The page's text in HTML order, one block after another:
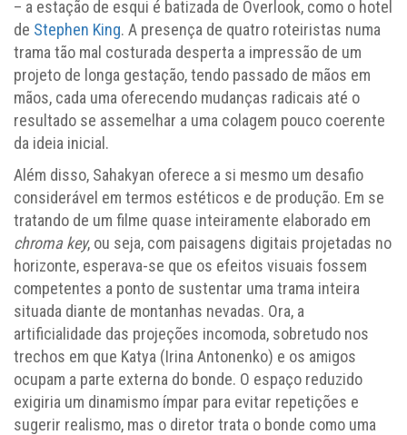
– a estação de esqui é batizada de Overlook, como o hotel
de Stephen King. A presença de quatro roteiristas numa
trama tão mal costurada desperta a impressão de um
projeto de longa gestação, tendo passado de mãos em
mãos, cada uma oferecendo mudanças radicais até o
resultado se assemelhar a uma colagem pouco coerente
da ideia inicial.
Além disso, Sahakyan oferece a si mesmo um desafio
considerável em termos estéticos e de produção. Em se
tratando de um filme quase inteiramente elaborado em
chroma key, ou seja, com paisagens digitais projetadas no
horizonte, esperava-se que os efeitos visuais fossem
competentes a ponto de sustentar uma trama inteira
situada diante de montanhas nevadas. Ora, a
artificialidade das projeções incomoda, sobretudo nos
trechos em que Katya (Irina Antonenko) e os amigos
ocupam a parte externa do bonde. O espaço reduzido
exigiria um dinamismo ímpar para evitar repetições e
sugerir realismo, mas o diretor trata o bonde como uma